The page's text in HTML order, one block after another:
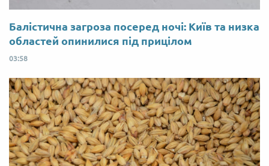
Балістична загроза посеред ночі: Київ та низка
областей опинилися під прицілом
03:58